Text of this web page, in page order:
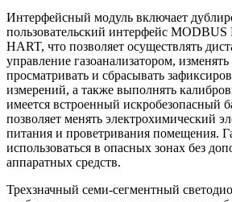
Интерфейсный модуль включает
пользовательский интерфейс
HART, что позволяет осуществлять
управление газоанализатором,
просматривать и сбрасывать
измерений, а также выполнять
имеется встроенный искробезопасный
позволяет менять электрохимический
питания и проветривания помещения.
использоваться в опасных зонах без
аппаратных средств.
Трехзначный семи-сегментный